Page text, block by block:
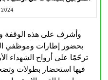
2024
وأشرف على هذه الوقفة
بحضور إطارات وموظفي
ترحّمًا على أرواح الشهداء
فيها استحضار بطولات